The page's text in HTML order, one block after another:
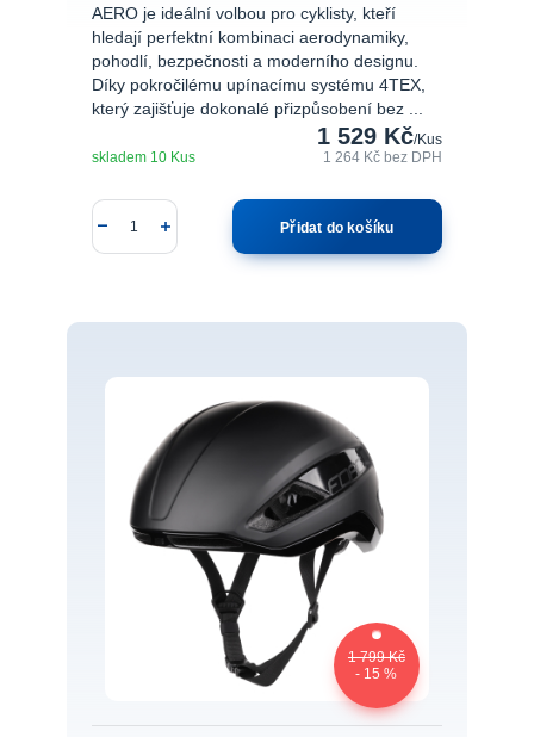
AERO je ideální volbou pro cyklisty, kteří
hledají perfektní kombinaci aerodynamiky,
pohodlí, bezpečnosti a moderního designu.
Díky pokročilému upínacímu systému 4TEX,
který zajišťuje dokonalé přizpůsobení bez ...
1 529 Kč/Kus
1 264 Kčbez DPH
skladem 10 Kus
Přidat do košíku
1 799 Kč
- 15 %